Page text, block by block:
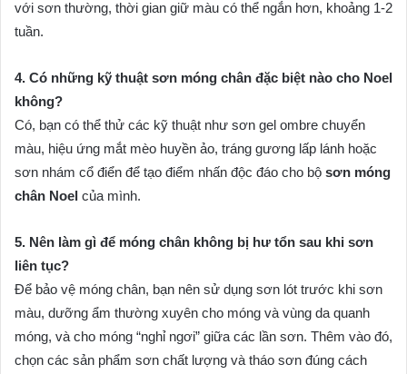
với sơn thường, thời gian giữ màu có thể ngắn hơn, khoảng 1-2
tuần.
4. Có những kỹ thuật sơn móng chân đặc biệt nào cho Noel
không?
Có, bạn có thể thử các kỹ thuật như sơn gel ombre chuyển
màu, hiệu ứng mắt mèo huyền ảo, tráng gương lấp lánh hoặc
sơn nhám cổ điển để tạo điểm nhấn độc đáo cho bộ sơn móng
chân Noel của mình.
5. Nên làm gì để móng chân không bị hư tổn sau khi sơn
liên tục?
Để bảo vệ móng chân, bạn nên sử dụng sơn lót trước khi sơn
màu, dưỡng ẩm thường xuyên cho móng và vùng da quanh
móng, và cho móng “nghỉ ngơi” giữa các lần sơn. Thêm vào đó,
chọn các sản phẩm sơn chất lượng và tháo sơn đúng cách